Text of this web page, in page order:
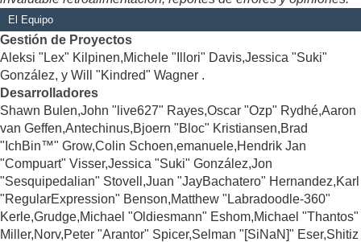
El Equipo
Gestión de Proyectos
Aleksi "Lex" Kilpinen,Michele "Illori" Davis,Jessica "Suki"
González, y Will "Kindred" Wagner .
Desarrolladores
Shawn Bulen,John "live627" Rayes,Oscar "Ozp" Rydhé,Aaron
van Geffen,Antechinus,Bjoern "Bloc" Kristiansen,Brad
"IchBin™" Grow,Colin Schoen,emanuele,Hendrik Jan
"Compuart" Visser,Jessica "Suki" González,Jon
"Sesquipedalian" Stovell,Juan "JayBachatero" Hernandez,Karl
"RegularExpression" Benson,Matthew "Labradoodle-360"
Kerle,Grudge,Michael "Oldiesmann" Eshom,Michael "Thantos"
Miller,Norv,Peter "Arantor" Spicer,Selman "[SiNaN]" Eser,Shitiz